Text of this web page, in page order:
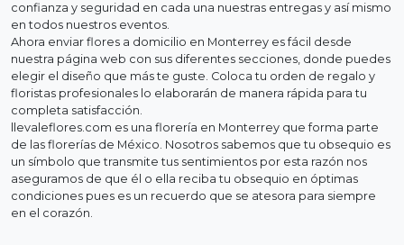
confianza y seguridad en cada una nuestras entregas y así mismo
en todos nuestros eventos.
Ahora enviar flores a domicilio en Monterrey es fácil desde
nuestra página web con sus diferentes secciones, donde puedes
elegir el diseño que más te guste. Coloca tu orden de regalo y
floristas profesionales lo elaborarán de manera rápida para tu
completa satisfacción.
llevaleflores.com es una florería en Monterrey que forma parte
de las florerías de México. Nosotros sabemos que tu obsequio es
un símbolo que transmite tus sentimientos por esta razón nos
aseguramos de que él o ella reciba tu obsequio en óptimas
condiciones pues es un recuerdo que se atesora para siempre
en el corazón.